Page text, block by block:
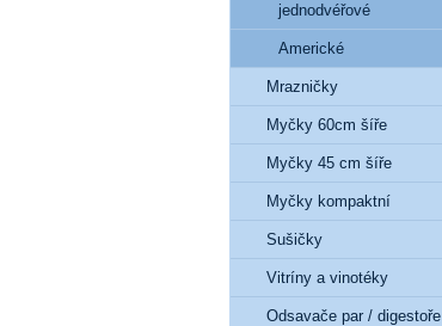
jednodvéřové
Americké
Mrazničky
Myčky 60cm šíře
Myčky 45 cm šíře
Myčky kompaktní
Sušičky
Vitríny a vinotéky
Odsavače par / digestoře